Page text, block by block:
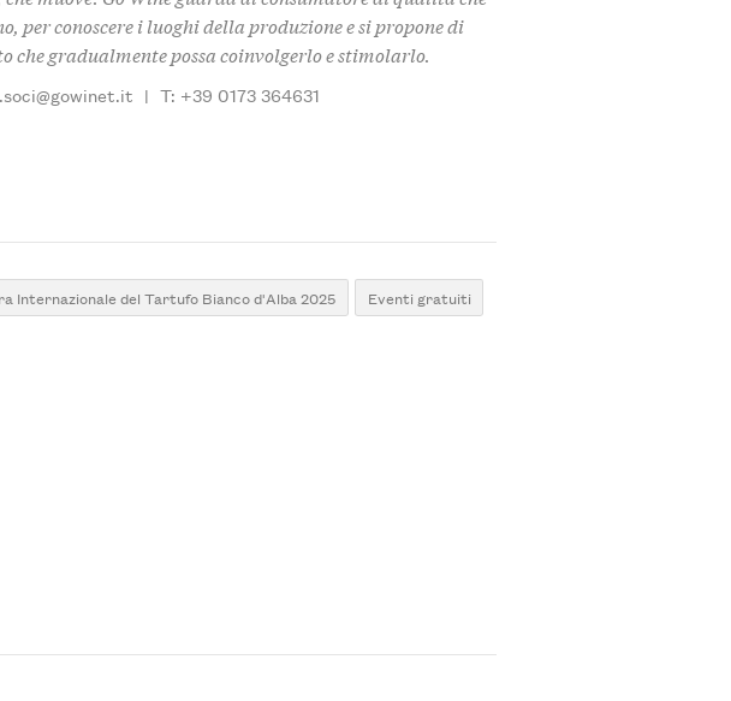
per conoscere i luoghi della produzione e si propone di
che gradualmente possa coinvolgerlo e stimolarlo.
| T: +39 0173 364631
Internazionale del Tartufo Bianco d'Alba 2025 Eventi gratuiti